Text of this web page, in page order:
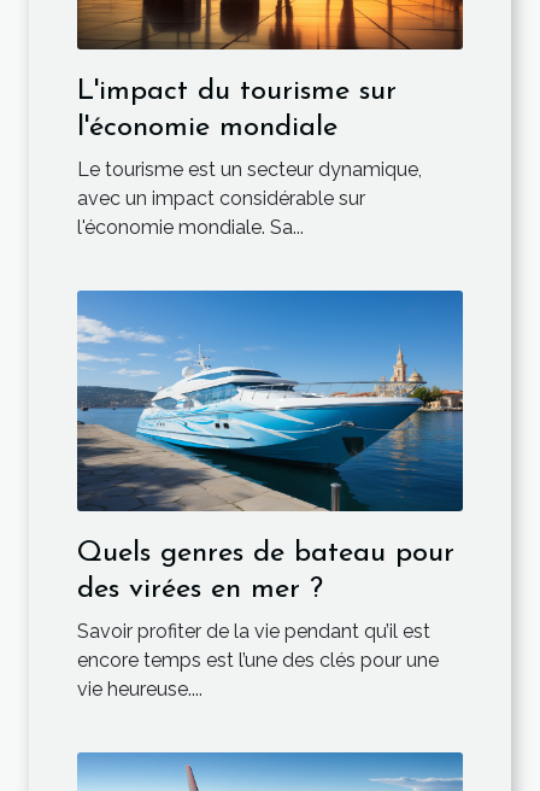
L'impact du tourisme sur
l'économie mondiale
Le tourisme est un secteur dynamique,
avec un impact considérable sur
l'économie mondiale. Sa...
Quels genres de bateau pour
des virées en mer ?
Savoir profiter de la vie pendant qu’il est
encore temps est l’une des clés pour une
vie heureuse....